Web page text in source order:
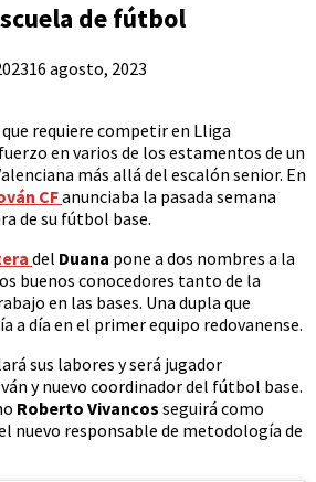
de fútbol
16 agosto, 2023
requiere competir en Lliga
en varios de los estamentos de un
más allá del escalón senior. En
CFanunciaba la pasada semana
de su fútbol base.
del Duana pone a dos nombres a la
buenos conocedores tanto de la
en las bases. Una dupla que
a día en el primer equipo redovanense.
sus labores y será jugador
y nuevo coordinador del fútbol base.
Roberto Vivancos seguirá como
nuevo responsable de metodología de